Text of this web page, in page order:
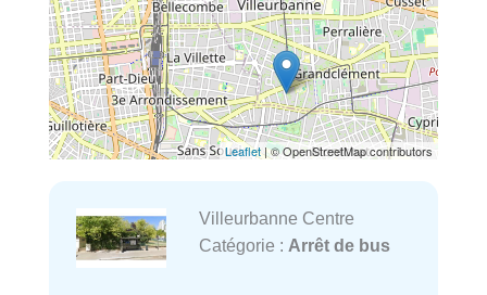
Leaflet| © OpenStreetMap contributors
Villeurbanne Centre
Catégorie : Arrêt de bus